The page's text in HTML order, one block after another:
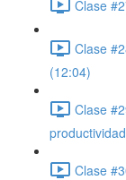
Clase
Clase
(12:04)
Clase
Clase